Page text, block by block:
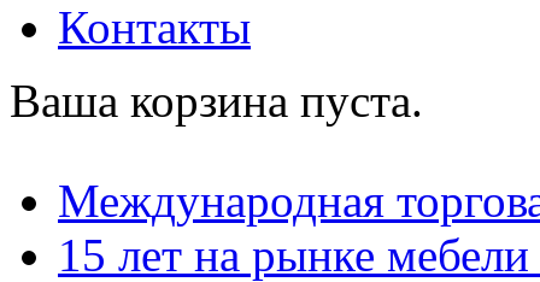
Контакты
Ваша корзина пуста.
Международная
15 лет на рынке